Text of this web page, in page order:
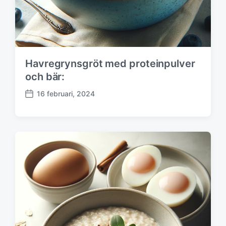
Havregrynsgröt med proteinpulver
och bär:
P
e
r
s
16 februari, 2024